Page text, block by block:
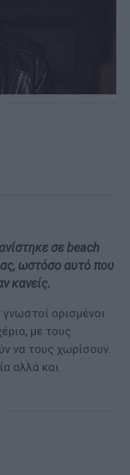
σε beach
ωστόσο αυτό που
κανείς.
γνωστοί ορισμένοι
με τους
να τους χωρίσουν.
αλλά και